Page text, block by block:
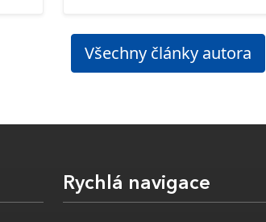
Všechny články autora
Rychlá navigace